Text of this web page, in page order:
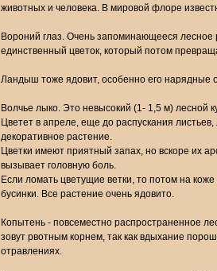
животных и человека. В мировой флоре
Вороний глаз. Очень запоминающееся лесное
единственный цветок, который потом
Ландыш тоже ядовит, особенно его нарядные
Волчье лыко. Это невысокий (1- 1,5 м) лесной
Цветет в апреле, еще до распускания
декоративное растение.
Цветки имеют приятный запах, но вскоре их
вызывает головную боль.
Если ломать цветущие ветки, то потом на
бусинки. Все растение очень ядовито.
Копытень - повсеместно распространенное
зовут рвотным корнем, так как вдыхание
отравлениях.